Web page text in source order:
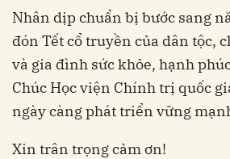
Nhân dịp chuẩn bị bước sang
đón Tết cổ truyền của dân tộc,
và gia đình sức khỏe, hạnh
Chúc Học viện Chính trị quốc
ngày càng phát triển vững
Xin trân trọng cảm ơn!